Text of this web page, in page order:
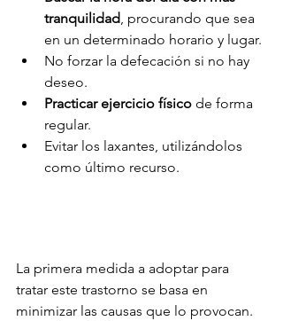
tranquilidad , procurando que sea
en un determinado horario y lugar.
No forzar la defecación si no hay
deseo.
Practicar ejercicio físico de forma
regular.
Evitar los laxantes, utilizándolos
como último recurso.
La primera medida a adoptar para
tratar este trastorno se basa en
minimizar las causas que lo provocan.